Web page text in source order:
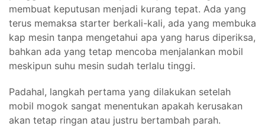
membuat keputusan menjadi kurang tepat. Ada yang
terus memaksa starter berkali-kali, ada yang membuka
kap mesin tanpa mengetahui apa yang harus diperiksa,
bahkan ada yang tetap mencoba menjalankan mobil
meskipun suhu mesin sudah terlalu tinggi.
Padahal, langkah pertama yang dilakukan setelah
mobil mogok sangat menentukan apakah kerusakan
akan tetap ringan atau justru bertambah parah.